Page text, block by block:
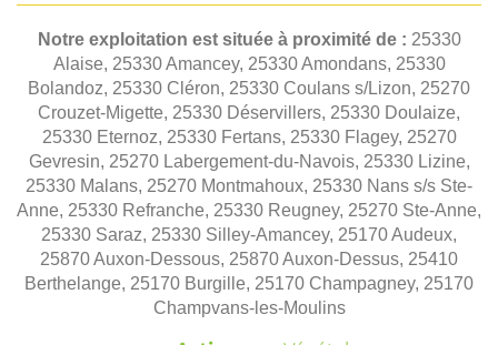
Notre exploitation est située à proximité de : 25330
Alaise, 25330 Amancey, 25330 Amondans, 25330
Bolandoz, 25330 Cléron, 25330 Coulans s/Lizon, 25270
Crouzet-Migette, 25330 Déservillers, 25330 Doulaize,
25330 Eternoz, 25330 Fertans, 25330 Flagey, 25270
Gevresin, 25270 Labergement-du-Navois, 25330 Lizine,
25330 Malans, 25270 Montmahoux, 25330 Nans s/s Ste-
Anne, 25330 Refranche, 25330 Reugney, 25270 Ste-Anne,
25330 Saraz, 25330 Silley-Amancey, 25170 Audeux,
25870 Auxon-Dessous, 25870 Auxon-Dessus, 25410
Berthelange, 25170 Burgille, 25170 Champagney, 25170
Champvans-les-Moulins